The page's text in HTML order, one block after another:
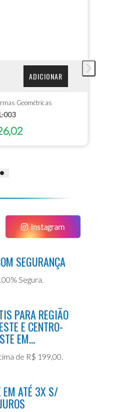
ADICIONAR
Geométricas
003
Instagram
SEGURANÇA
Segura.
PARA REGIÃO
E CENTRO-
EM...
de R$ 199,00.
EM ATÉ 3X S/